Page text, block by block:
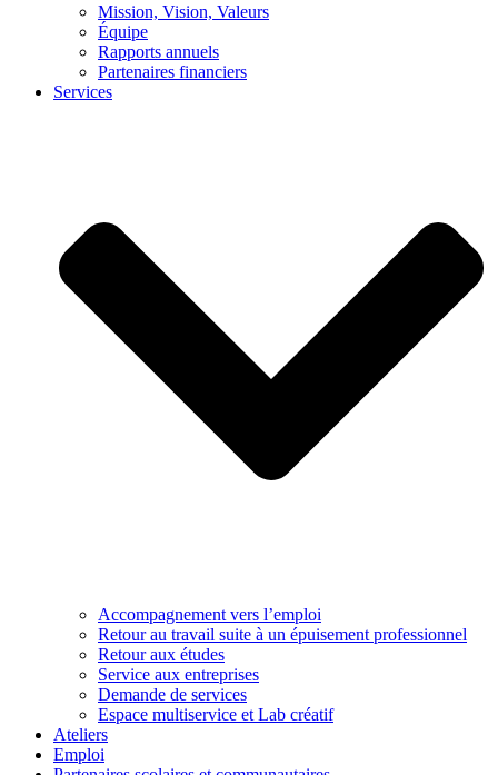
Mission, Vision, Valeurs
Équipe
Rapports annuels
Partenaires financiers
Services
Accompagnement vers l’emploi
Retour au travail suite à un épuisement professionnel
Retour aux études
Service aux entreprises
Demande de services
Espace multiservice et Lab créatif
Ateliers
Emploi